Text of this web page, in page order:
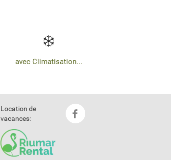
avec Climatisation...
Location de
vacances: